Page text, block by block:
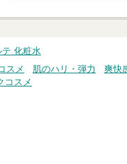
テ 化粧水
スメ 肌のハリ・弾力 爽快
コスメ